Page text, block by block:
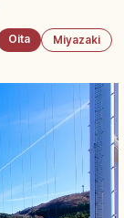
Oita
Miyazaki